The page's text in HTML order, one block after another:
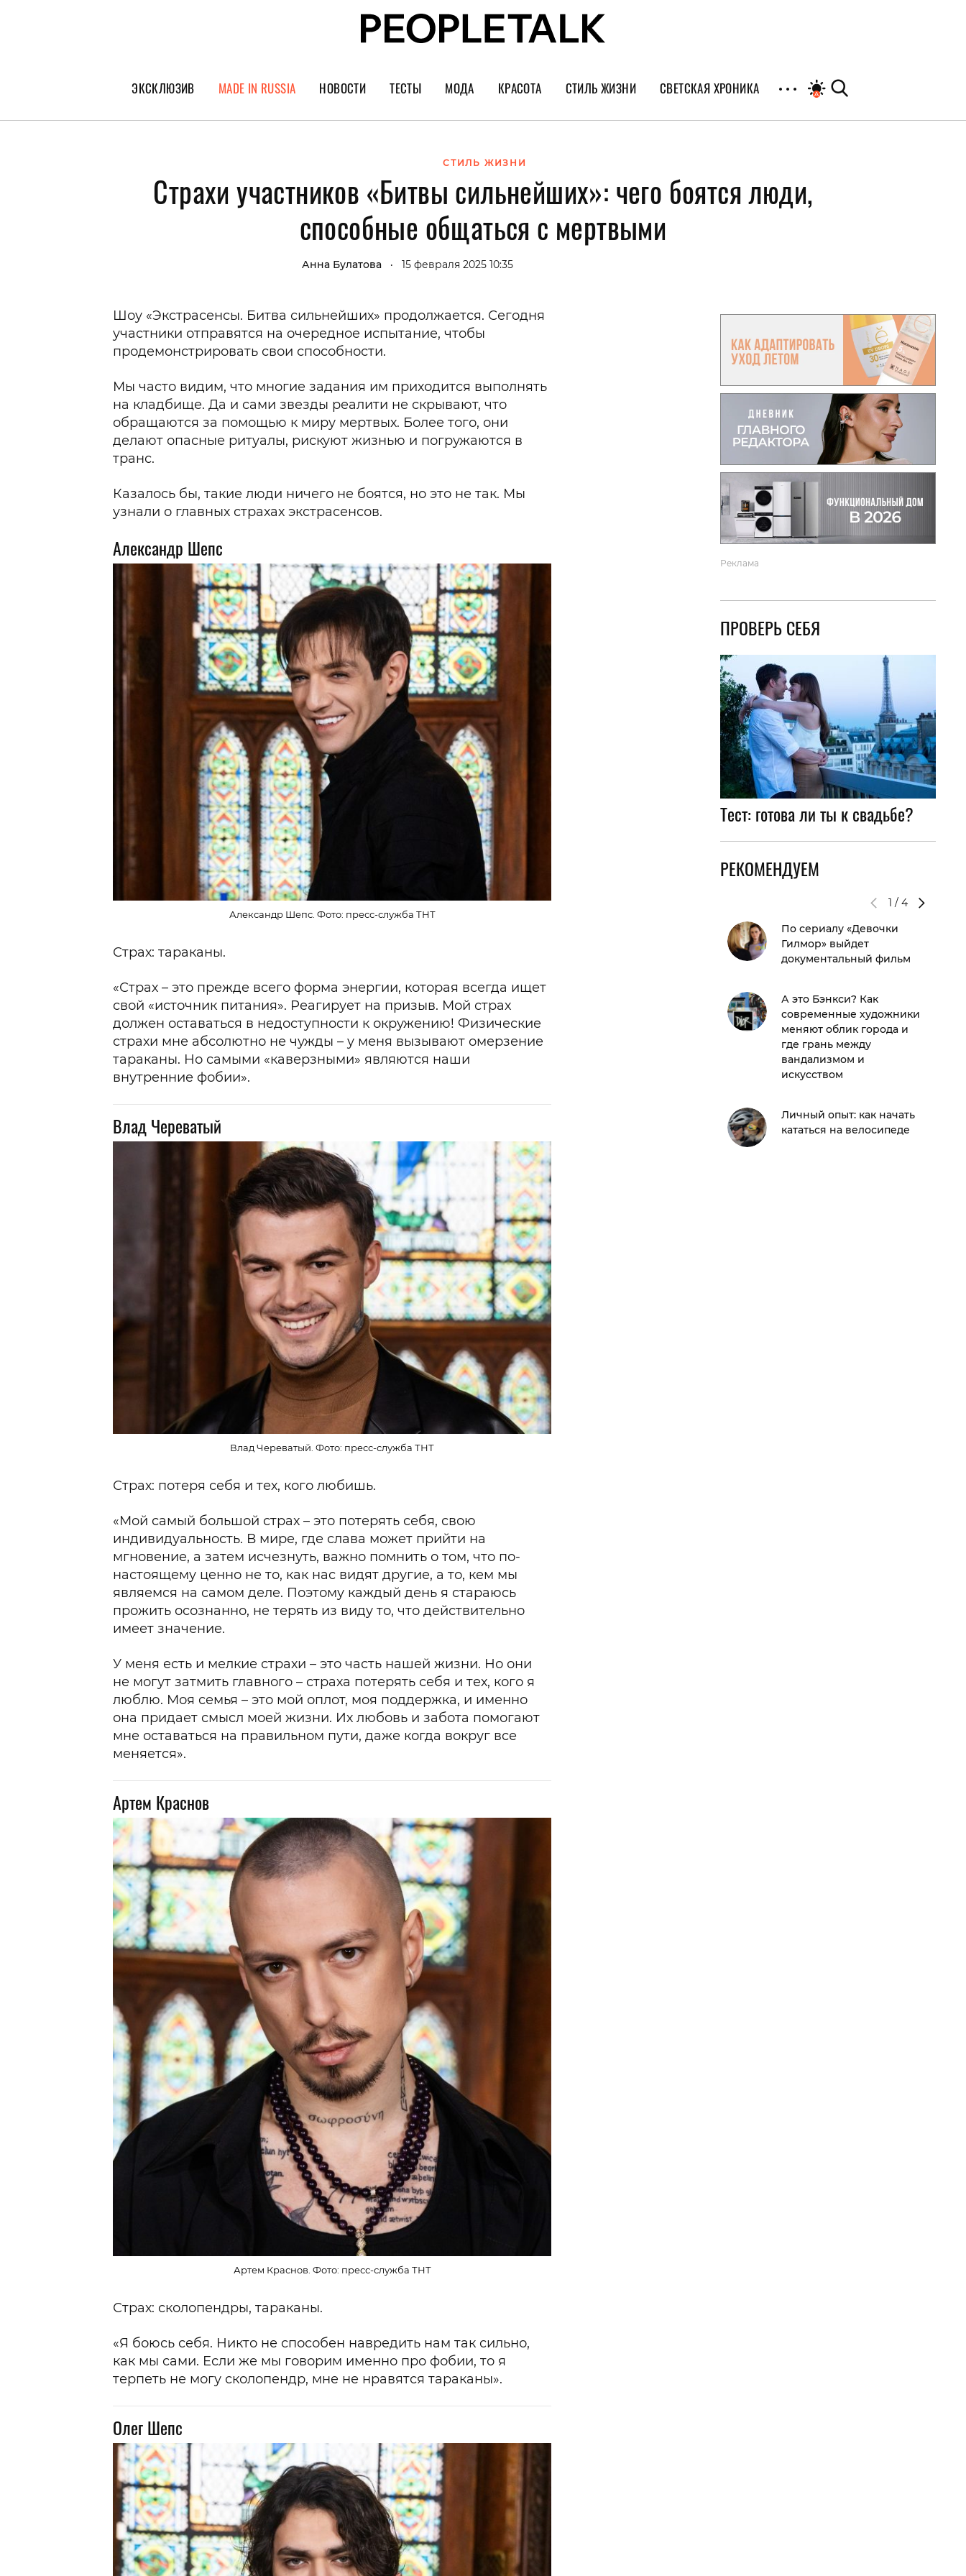
ЭКСКЛЮЗИВ
ГЕРОИ PEOPLETALK
ИНТЕРВЬЮ
ПОКОЛЕНИЕ
MADE IN RUSSIA НОВОСТИ ТЕСТЫ МОДА
Тренды
Украшения и часы
КРАСОТА
Уход за лицом
Парфюм
Спорт
Диеты
СТИЛЬ ЖИЗНИ
Культура
Путешествия
Психология
СВЕТСКАЯ ХРОНИКА
СТИЛЬ ЖИЗНИ
Страхи участников «Битвы сильнейших»: чего боятся люди,
способные общаться с мертвыми
Анна Булатова • 15 февраля 2025 10:35
Шоу «Экстрасенсы. Битва сильнейших» продолжается. Сегодня
участники отправятся на очередное испытание, чтобы
продемонстрировать свои способности.
Мы часто видим, что многие задания им приходится выполнять
на кладбище. Да и сами звезды реалити не скрывают, что
обращаются за помощью к миру мертвых. Более того, они
делают опасные ритуалы, рискуют жизнью и погружаются в
транс.
Казалось бы, такие люди ничего не боятся, но это не так. Мы
узнали о главных страхах экстрасенсов.
Александр Шепс
Александр Шепс. Фото: пресс-служба ТНТ
Страх: тараканы.
«Страх – это прежде всего форма энергии, которая всегда ищет
свой «источник питания». Реагирует на призыв. Мой страх
должен оставаться в недоступности к окружению! Физические
страхи мне абсолютно не чужды – у меня вызывают омерзение
тараканы. Но самыми «каверзными» являются наши
внутренние фобии».
Влад Череватый
Влад Череватый. Фото: пресс-служба ТНТ
Страх: потеря себя и тех, кого любишь.
«Мой самый большой страх – это потерять себя, свою
индивидуальность. В мире, где слава может прийти на
мгновение, а затем исчезнуть, важно помнить о том, что по-
настоящему ценно не то, как нас видят другие, а то, кем мы
являемся на самом деле. Поэтому каждый день я стараюсь
прожить осознанно, не терять из виду то, что действительно
имеет значение.
У меня есть и мелкие страхи – это часть нашей жизни. Но они
не могут затмить главного – страха потерять себя и тех, кого я
люблю. Моя семья – это мой оплот, моя поддержка, и именно
она придает смысл моей жизни. Их любовь и забота помогают
мне оставаться на правильном пути, даже когда вокруг все
меняется».
Артем Краснов
Артем Краснов. Фото: пресс-служба ТНТ
Страх: сколопендры, тараканы.
«Я боюсь себя. Никто не способен навредить нам так сильно,
как мы сами. Если же мы говорим именно про фобии, то я
терпеть не могу сколопендр, мне не нравятся тараканы».
Олег Шепс
Реклама
ПРОВЕРЬ СЕБЯ
Тест: готова ли ты к свадьбе?
РЕКОМЕНДУЕМ
1 / 4
По сериалу «Девочки
Гилмор» выйдет
документальный фильм
А это Бэнкси? Как
современные художники
меняют облик города и
где грань между
вандализмом и
искусством
Личный опыт: как начать
кататься на велосипеде